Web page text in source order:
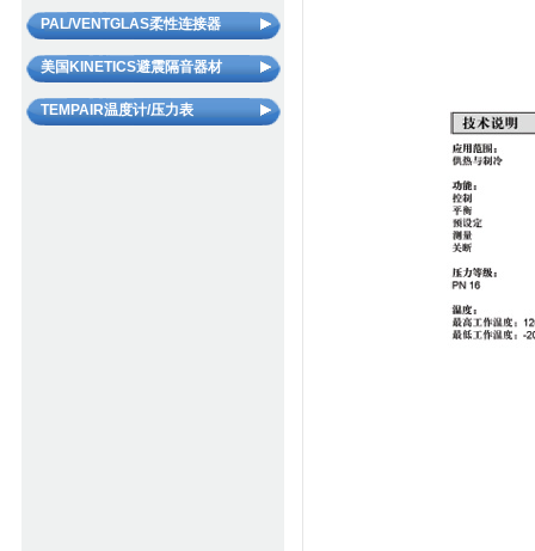
FCU电动二通阀及温控器
防火排烟风门执行器
VAV系统方案
ICV电动控制阀
ICV 通用阀门(青铜和铸铁阀门)
太阳能自动排气阀
微气泡处理器（空气分离器）
真空脱气机
螺旋除污器
隔膜罐（膨胀罐）
不锈钢隔膜罐（膨胀罐）
PAL/VENTGLAS柔性连接器
PAL柔性连接器（常温型）
PAL柔性连接器（高温型）
美国VENTGLAS柔性连接器
美国KINETICS避震隔音器材
美国KINETICS避震隔音器材
TEMPAIR温度计/压力表